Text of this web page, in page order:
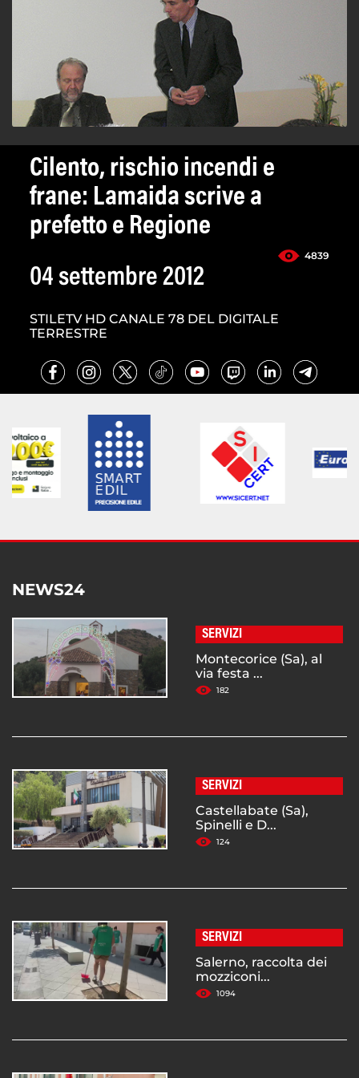
Cilento, rischio incendi e
frane: Lamaida scrive a
prefetto e Regione
4839
04 settembre 2012
STILETV HD CANALE 78 DEL DIGITALE
TERRESTRE
NEWS24
SERVIZI
Montecorice (Sa), al
via festa ...
182
SERVIZI
Castellabate (Sa),
Spinelli e D...
124
SERVIZI
Salerno, raccolta dei
mozziconi...
1094